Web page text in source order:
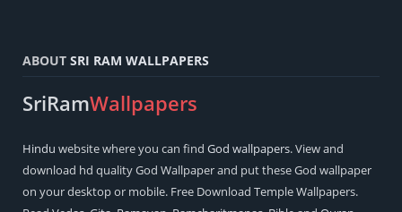
ABOUT SRI RAM WALLPAPERS
SriRamWallpapers
Hindu website where you can find God wallpapers. View and
download hd quality God Wallpaper and put these God wallpaper
on your desktop or mobile. Free Download Temple Wallpapers.